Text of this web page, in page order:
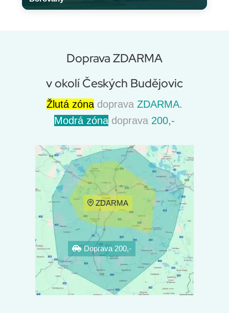
Doprava ZDARMA
v okolí Českých Budějovic
Žlutá zóna doprava ZDARMA.
Modrá zóna doprava 200,-
ZDARMA
Doprava 200,-